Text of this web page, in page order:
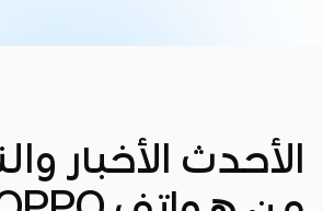
الأحدث الأخبار